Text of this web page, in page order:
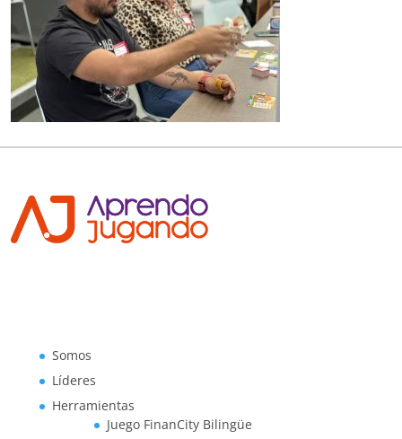
Somos
Líderes
Herramientas
Juego FinanCity Bilingüe